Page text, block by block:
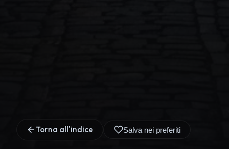
Torna all'indice Salva nei preferiti